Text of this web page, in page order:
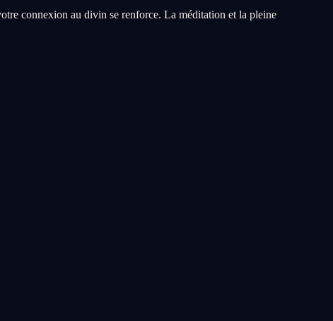
connexion au divin se renforce. La méditation et la pleine